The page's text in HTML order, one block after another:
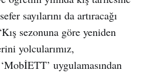
sayılarını da artıracağı
sezonuna göre yeniden
yolcularımız,
uygulamasından